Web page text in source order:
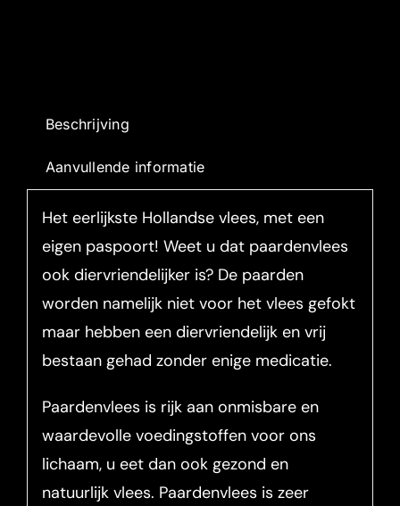
Beschrijving
Aanvullende informatie
Het eerlijkste Hollandse vlees, met een
eigen paspoort! Weet u dat paardenvlees
ook diervriendelijker is? De paarden
worden namelijk niet voor het vlees gefokt
maar hebben een diervriendelijk en vrij
bestaan gehad zonder enige medicatie.
Paardenvlees is rijk aan onmisbare en
waardevolle voedingstoffen voor ons
lichaam, u eet dan ook gezond en
natuurlijk vlees. Paardenvlees is zeer